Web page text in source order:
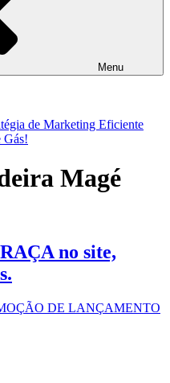
Menu
de Marketing Eficiente
Gás!
Magé
no site,
DE LANÇAMENTO